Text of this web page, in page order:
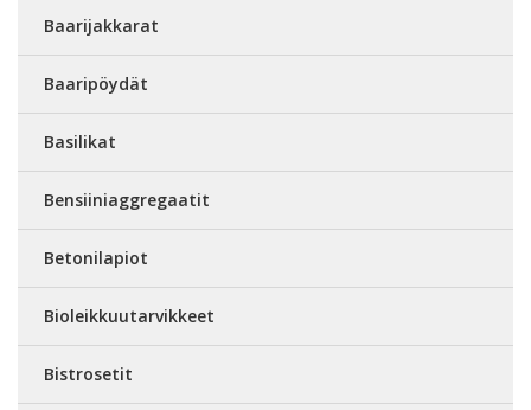
Baarijakkarat
Baaripöydät
Basilikat
Bensiiniaggregaatit
Betonilapiot
Bioleikkuutarvikkeet
Bistrosetit